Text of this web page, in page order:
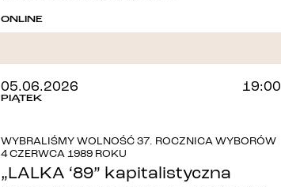
ONLINE
05.06.2026
PIĄTEK
19:00
WYBRALIŚMY WOLNOŚĆ 37. ROCZNICA WYBORÓW
4 CZERWCA 1989 ROKU
„LALKA ‘89” kapitalistyczna